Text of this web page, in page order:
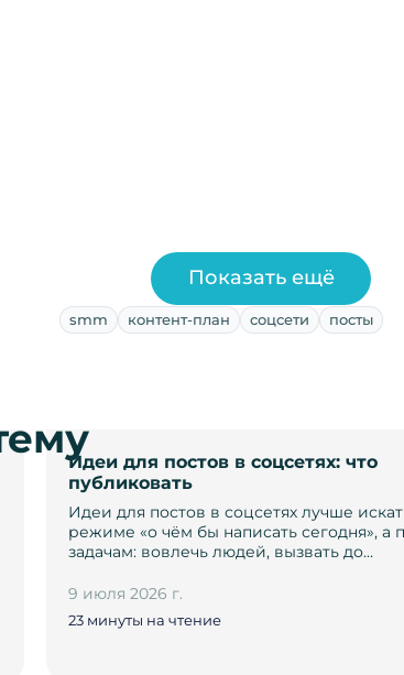
smm контент-план соцсети посты
Идеи для постов в соцсетях: что
публиковать
Идеи для постов в соцсетях лучше
режиме «о чём бы написать сегодня», а
задачам: вовлечь людей, вызвать до…
9 июля 2026 г.
23 минуты на чтение
Показать ещё